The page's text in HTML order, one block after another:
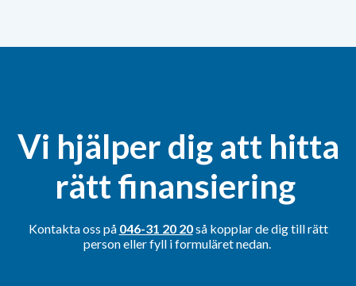
Vi hjälper dig att hitta
rätt finansiering
Kontakta oss på 046-31 20 20så kopplar de dig till rätt
person eller fyll i formuläret nedan.